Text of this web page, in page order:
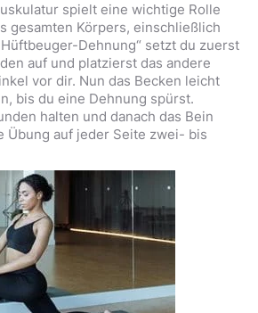
spielt eine wichtige Rolle
gesamten Körpers, einschließlich
Dehnung“ setzt du zuerst
auf und platzierst das andere
vor dir. Nun das Becken leicht
bis du eine Dehnung spürst.
halten und danach das Bein
Übung auf jeder Seite zwei- bis